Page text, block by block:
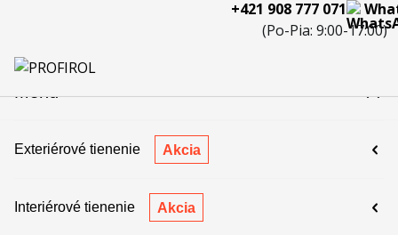
KariéraSpolupráca
777 071
+421 908 777 071
(Po-Pia: 9:00-17:00)
Menu
Exteriérové tienenie Akcia
Interiérové tienenie Akcia